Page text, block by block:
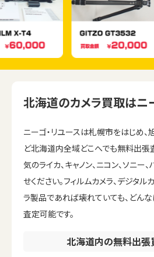
北海道のカメラ買取はニ
ニーゴ・リユースは札幌市をはじめ、
ど北海道内全域どこへでも無料出張
気のライカ、キャノン、ニコン、ソニー
せください。フィルムカメラ、デジタル
ラ製品であれば壊れていても、どんな
査定可能です。
北海道内の無料出張